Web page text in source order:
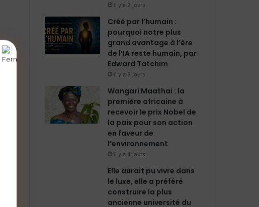
il y a 2 jours
Créé par l’humain :
pourquoi notre plus
grand avantage à l’ère
de l’IA reste humain, par
Edward Tatchim
il y a 3 jours
Wangari Maathai : la
première africaine à
recevoir le prix Nobel de
la paix pour son action
en faveur de
l’environnement
il y a 4 jours
Elle aurait pu vivre dans
le luxe, elle a préféré
construire la plus
ancienne université du